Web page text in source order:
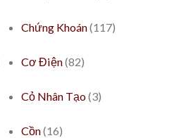
Chứng Khoán(117)
Cơ Điện(82)
Cỏ Nhân Tạo(3)
Cồn(16)